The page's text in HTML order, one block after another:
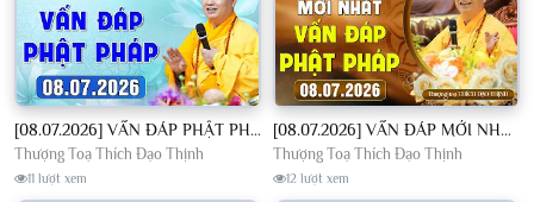
[08.07.2026] VẤN ĐÁP PHẬT PHÁP - Nghe Thầy giảng Pháp mỗi ngày CÔNG ĐỨC VÔ LƯỢNG│TT. Thích Đạo Thịnh
Thượng Toạ Thích Đạo Thịnh
11 lượt xem
[08.07.2026] VẤN ĐÁP MỚI NHẤT - Pháp Hội Địa Tạng Chùa Khai Nguyên | TT. Thích Đạo Thịnh
Thượng Toạ Thích Đạo Thịnh
12 lượt xem